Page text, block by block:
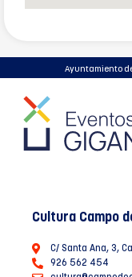
Ayuntamiento
Cultura Campo
C/ Santa Ana, 3,
926 562 454